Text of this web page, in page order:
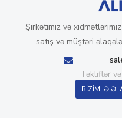
Şirkətimiz və
satış və müştəri
Təkliflər
BİZİMLƏ